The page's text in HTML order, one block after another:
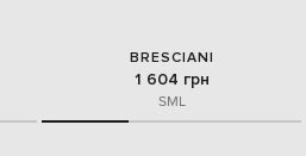
BRESCIANI
1 604 грн
SML